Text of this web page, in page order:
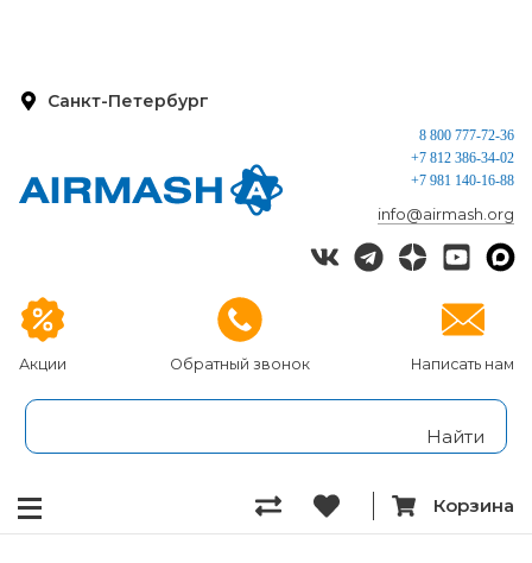
Санкт-Петербург
Акции Обратный звонок Написать нам
8 800 777-72-36
+7 812 386-34-02
+7 981 140-16-88
info@airmash.org
Корзина